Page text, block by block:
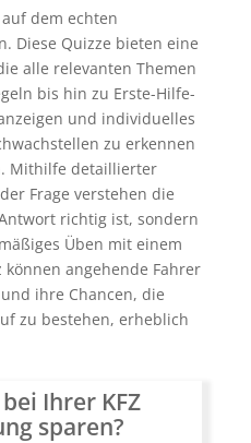
dem echten
Diese Quizze bieten eine
alle relevanten Themen
bis hin zu Erste-Hilfe-
und individuelles
zu erkennen
Mithilfe detaillierter
Frage verstehen die
richtig ist, sondern
Üben mit einem
angehende Fahrer
ihre Chancen, die
zu bestehen, erheblich
Ihrer KFZ
sparen?